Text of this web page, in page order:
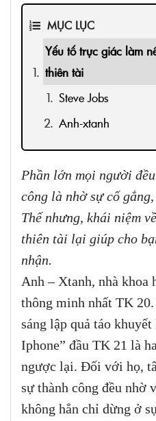
MỤC LỤC
Yếu tố trực giác làm
thiên tài
Steve Jobs
Anh-xtanh
Phần lớn mọi người
công là nhờ sự cố
Thế nhưng, khái niệm
thiên tài lại giúp cho
nhận.
Anh – Xtanh, nhà khoa
thông minh nhất TK 20.
sáng lập quả táo
Iphone” đầu TK 21 là
ngược lại. Đối với họ,
sự thành công đều nhờ
không hẳn chỉ dừng ở